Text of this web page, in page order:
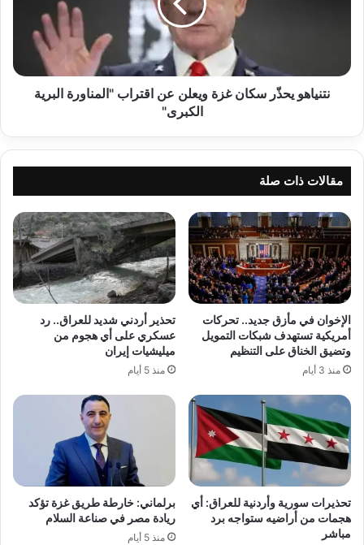
البرية
الكبرى"نتنياهو يحذّر سكان غزة ويعلن عن اقتراب "المناورة البرية
الكبرى"
مقالات ذات صلة
الإخوان في مأزق جديد.. تحركات
أمريكية تستهدف شبكات التمويل
وتضيق الخناق على التنظيم
منذ 3 أيام
تحذير أردني شديد للعراق.. رد
عسكري على أي هجوم من
ميليشيات إيران
منذ 5 أيام
تحذيرات سورية وأردنية للعراق: أي
هجمات من أراضيه ستواجه برد
مباشر
برلماني: خارطة طريق غزة تؤكد
ريادة مصر في صناعة السلام
منذ 5 أيام